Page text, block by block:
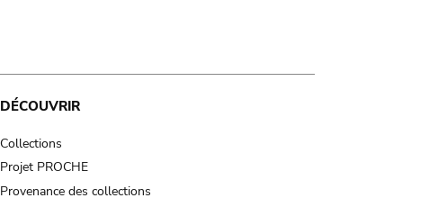
DÉCOUVRIR
Collections
Projet PROCHE
Provenance des collections